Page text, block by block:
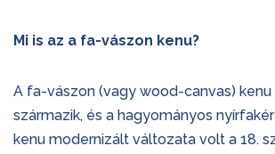
Mi is az a fa-vászon kenu?
A fa-vászon (vagy wood-canvas)
származik, és a hagyományos
kenu modernizált változata volt a 18.